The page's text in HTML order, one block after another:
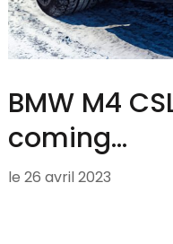
BMW M4
coming…
le 26 avril 2023